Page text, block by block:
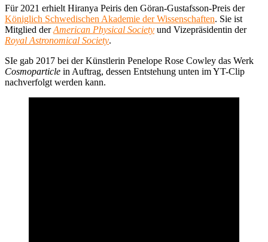
Für 2021 erhielt Hiranya Peiris den Göran-Gustafsson-Preis der
Königlich Schwedischen Akademie der Wissenschaften. Sie ist
Mitglied derAmerican Physical Society und Vizepräsidentin der
Royal Astronomical Society.
SIe gab 2017 bei der Künstlerin Penelope Rose Cowley das Werk
Cosmoparticle in Auftrag, dessen Entstehung unten im YT-Clip
nachverfolgt werden kann.